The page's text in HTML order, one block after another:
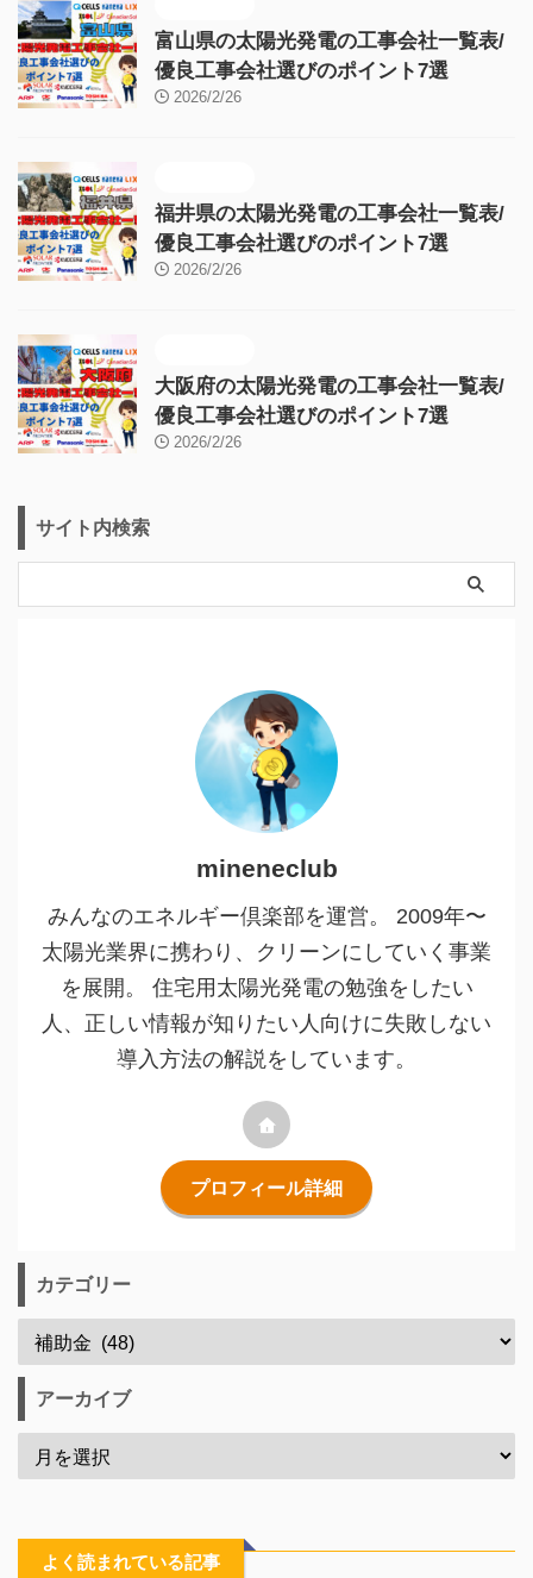
富山県の太陽光発電の工事会社一覧表/
優良工事会社選びのポイント7選
2026/2/26
福井県の太陽光発電の工事会社一覧表/
優良工事会社選びのポイント7選
2026/2/26
大阪府の太陽光発電の工事会社一覧表/
優良工事会社選びのポイント7選
2026/2/26
サイト内検索
mineneclub
みんなのエネルギー倶楽部を運営。 2009年〜
太陽光業界に携わり、クリーンにしていく事業
を展開。 住宅用太陽光発電の勉強をしたい
人、正しい情報が知りたい人向けに失敗しない
導入方法の解説をしています。
プロフィール詳細
カテゴリー
アーカイブ
よく読まれている記事